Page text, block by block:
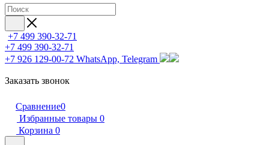
+7 499 390-32-71
+7 499 390-32-71
+7 926 129-00-72 WhatsApp, Telegram
Заказать звонок
Сравнение0
Избранные товары 0
Корзина 0